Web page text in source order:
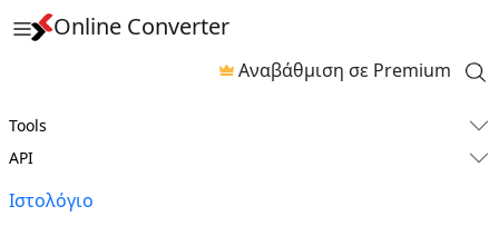
Online Converter
Αναβάθμιση σε Premium
Tools
API
Ιστολόγιο